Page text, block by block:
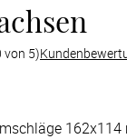
von 5)
162x114